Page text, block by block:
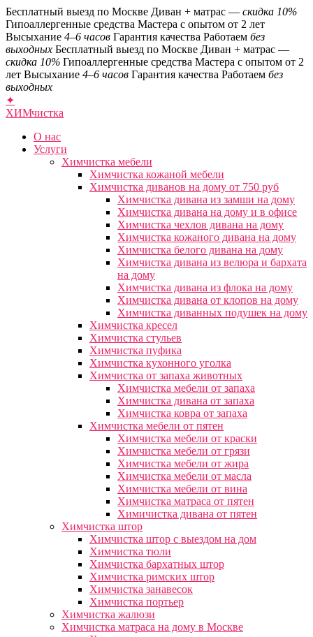
Бесплатный выезд по Москве Диван + матрас — скидка 10%
Гипоаллергенные средства Мастера с опытом от 2 лет
Высыхание 4–6 часов Гарантия качества Работаем без
выходных Бесплатный выезд по Москве Диван + матрас —
скидка 10% Гипоаллергенные средства Мастера с опытом от 2
лет Высыхание 4–6 часов Гарантия качества Работаем без
выходных
✦
ХИМчистка
О нас
Услуги
Химчистка мебели
Химчистка кожаной мебели
Химчистка диванов на дому от 750 руб
Химчистка дивана из замши на дому
Химчистка дивана на дому и в офисе
Химчистка чехлов дивана на дому
Химчистка кожаного дивана на дому
Химчистка белого дивана на дому
Химчистка дивана из велюра и бархата
на дому
Химчистка дивана из флока на дому
Химчистка дивана от клопов на дому
Химчистка диванных подушек на дому
Химчистка кресел
Химчистка стульев
Химчистка пуфика
Химчистка кухонного уголка
Химчистка от запаха животных
Химчистка мебели от запаха
Химчистка дивана от запаха
Химчистка ковра от запаха
Химчистка мебели от пятен
Химчистка мебели от краски
Химчистка мебели от грязи
Химчистка мебели от жира
Химчистка мебели от масла
Химчистка мебели от вина
Химчистка матраса от пятен
Химичистка дивана от пятен
Химчистка штор
Химчистка штор с выездом на дом
Химчистка тюли
Химчистка бархатных штор
Химчистка римских штор
Химчистка занавесок
Химчистка портьер
Химчистка жалюзи
Химчистка матраса на дому в Москве